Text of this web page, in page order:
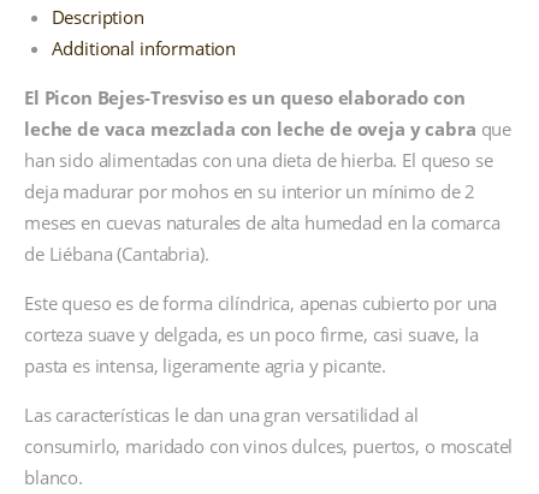
Description
Additional information
El Picon Bejes-Tresviso es un queso elaborado con
leche de vaca mezclada con leche de oveja y cabra que
han sido alimentadas con una dieta de hierba. El queso se
deja madurar por mohos en su interior un mínimo de 2
meses en cuevas naturales de alta humedad en la comarca
de Liébana (Cantabria).
Este queso es de forma cilíndrica, apenas cubierto por una
corteza suave y delgada, es un poco firme, casi suave, la
pasta es intensa, ligeramente agria y picante.
Las características le dan una gran versatilidad al
consumirlo, maridado con vinos dulces, puertos, o moscatel
blanco.